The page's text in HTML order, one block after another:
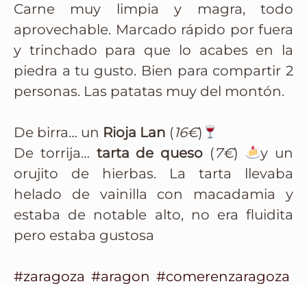
Carne muy limpia y magra, todo
aprovechable. Marcado rápido por fuera
y trinchado para que lo acabes en la
piedra a tu gusto. Bien para compartir 2
personas. Las patatas muy del montón.
De birra… un Rioja Lan (16€)
De torrija… tarta de queso (7€)
y un
orujito de hierbas. La tarta llevaba
helado de vainilla con macadamia y
estaba de notable alto, no era fluidita
pero estaba gustosa
#zaragoza #aragon #comerenzaragoza